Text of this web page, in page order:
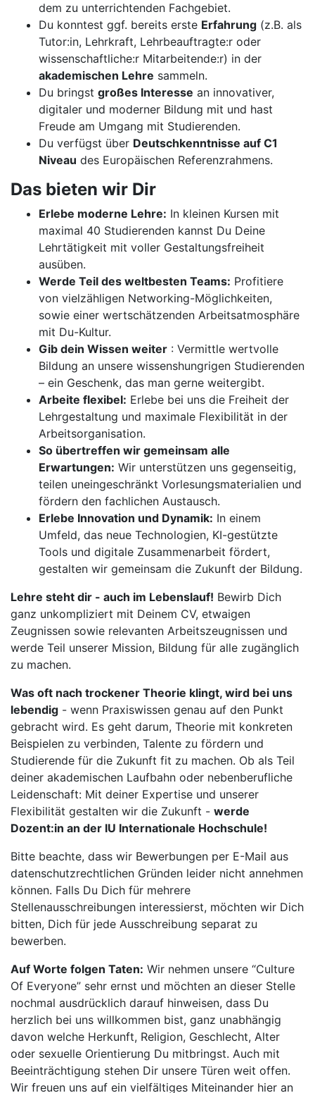
dem zu unterrichtenden Fachgebiet.
Du konntest ggf. bereits erste Erfahrung (z.B. als
Tutor:in, Lehrkraft, Lehrbeauftragte:r oder
wissenschaftliche:r Mitarbeitende:r) in der
akademischen Lehre sammeln.
Du bringst großes Interesse an innovativer,
digitaler und moderner Bildung mit und hast
Freude am Umgang mit Studierenden.
Du verfügst über Deutschkenntnisse auf C1
Niveau des Europäischen Referenzrahmens.
Das bieten wir Dir
Erlebe moderne Lehre: In kleinen Kursen mit
maximal 40 Studierenden kannst Du Deine
Lehrtätigkeit mit voller Gestaltungsfreiheit
ausüben.
Werde Teil des weltbesten Teams: Profitiere
von vielzähligen Networking-Möglichkeiten,
sowie einer wertschätzenden Arbeitsatmosphäre
mit Du-Kultur.
Gib dein Wissen weiter : Vermittle wertvolle
Bildung an unsere wissenshungrigen Studierenden
– ein Geschenk, das man gerne weitergibt.
Arbeite flexibel: Erlebe bei uns die Freiheit der
Lehrgestaltung und maximale Flexibilität in der
Arbeitsorganisation.
So übertreffen wir gemeinsam alle
Erwartungen: Wir unterstützen uns gegenseitig,
teilen uneingeschränkt Vorlesungsmaterialien und
fördern den fachlichen Austausch.
Erlebe Innovation und Dynamik: In einem
Umfeld, das neue Technologien, KI-gestützte
Tools und digitale Zusammenarbeit fördert,
gestalten wir gemeinsam die Zukunft der Bildung.
Lehre steht dir - auch im Lebenslauf! Bewirb Dich
ganz unkompliziert mit Deinem CV, etwaigen
Zeugnissen sowie relevanten Arbeitszeugnissen und
werde Teil unserer Mission, Bildung für alle zugänglich
zu machen.
Was oft nach trockener Theorie klingt, wird bei uns
lebendig - wenn Praxiswissen genau auf den Punkt
gebracht wird. Es geht darum, Theorie mit konkreten
Beispielen zu verbinden, Talente zu fördern und
Studierende für die Zukunft fit zu machen. Ob als Teil
deiner akademischen Laufbahn oder nebenberufliche
Leidenschaft: Mit deiner Expertise und unserer
Flexibilität gestalten wir die Zukunft - werde
Dozent:in an der IU Internationale Hochschule!
Bitte beachte, dass wir Bewerbungen per E-Mail aus
datenschutzrechtlichen Gründen leider nicht annehmen
können. Falls Du Dich für mehrere
Stellenausschreibungen interessierst, möchten wir Dich
bitten, Dich für jede Ausschreibung separat zu
bewerben.
Auf Worte folgen Taten: Wir nehmen unsere “Culture
Of Everyone” sehr ernst und möchten an dieser Stelle
nochmal ausdrücklich darauf hinweisen, dass Du
herzlich bei uns willkommen bist, ganz unabhängig
davon welche Herkunft, Religion, Geschlecht, Alter
oder sexuelle Orientierung Du mitbringst. Auch mit
Beeinträchtigung stehen Dir unsere Türen weit offen.
Wir freuen uns auf ein vielfältiges Miteinander hier an